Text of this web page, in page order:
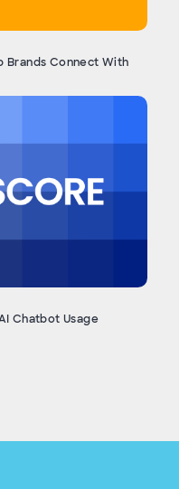
Brands Connect With
Chatbot Usage